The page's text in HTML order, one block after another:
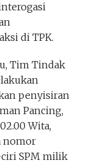
di TPK.
Tim Tindak
penyisiran
Pancing,
Wita,
nomor
SPM milik